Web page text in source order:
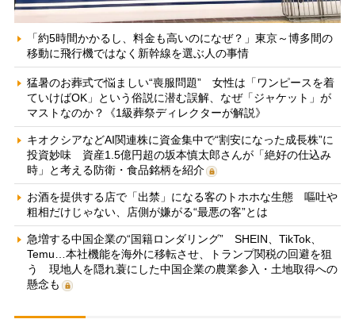
「約5時間かかるし、料金も高いのになぜ？」東京～博多間の
移動に飛行機ではなく新幹線を選ぶ人の事情
猛暑のお葬式で悩ましい“喪服問題” 女性は「ワンピースを着
ていけばOK」という俗説に潜む誤解、なぜ「ジャケット」が
マストなのか？《1級葬祭ディレクターが解説》
キオクシアなどAI関連株に資金集中で“割安になった成長株”に
投資妙味 資産1.5億円超の坂本慎太郎さんが「絶好の仕込み
時」と考える防衛・食品銘柄を紹介
お酒を提供する店で「出禁」になる客のトホホな生態 嘔吐や
粗相だけじゃない、店側が嫌がる“最悪の客”とは
急増する中国企業の“国籍ロンダリング” SHEIN、TikTok、
Temu…本社機能を海外に移転させ、トランプ関税の回避を狙
う 現地人を隠れ蓑にした中国企業の農業参入・土地取得への
懸念も